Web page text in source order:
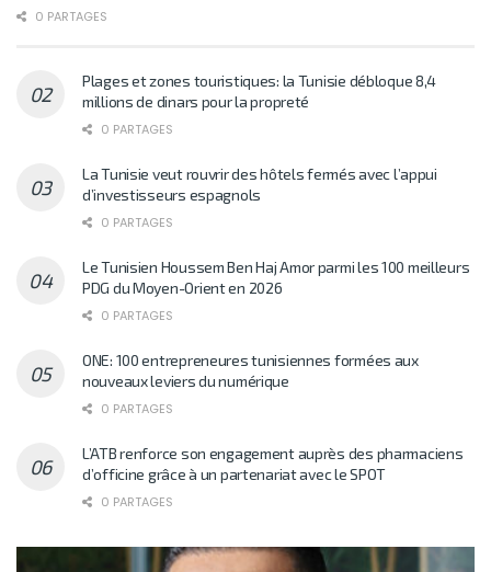
0 PARTAGES
Plages et zones touristiques: la Tunisie débloque 8,4
millions de dinars pour la propreté
0 PARTAGES
La Tunisie veut rouvrir des hôtels fermés avec l’appui
d’investisseurs espagnols
0 PARTAGES
Le Tunisien Houssem Ben Haj Amor parmi les 100 meilleurs
PDG du Moyen-Orient en 2026
0 PARTAGES
ONE: 100 entrepreneures tunisiennes formées aux
nouveaux leviers du numérique
0 PARTAGES
L’ATB renforce son engagement auprès des pharmaciens
d’officine grâce à un partenariat avec le SPOT
0 PARTAGES